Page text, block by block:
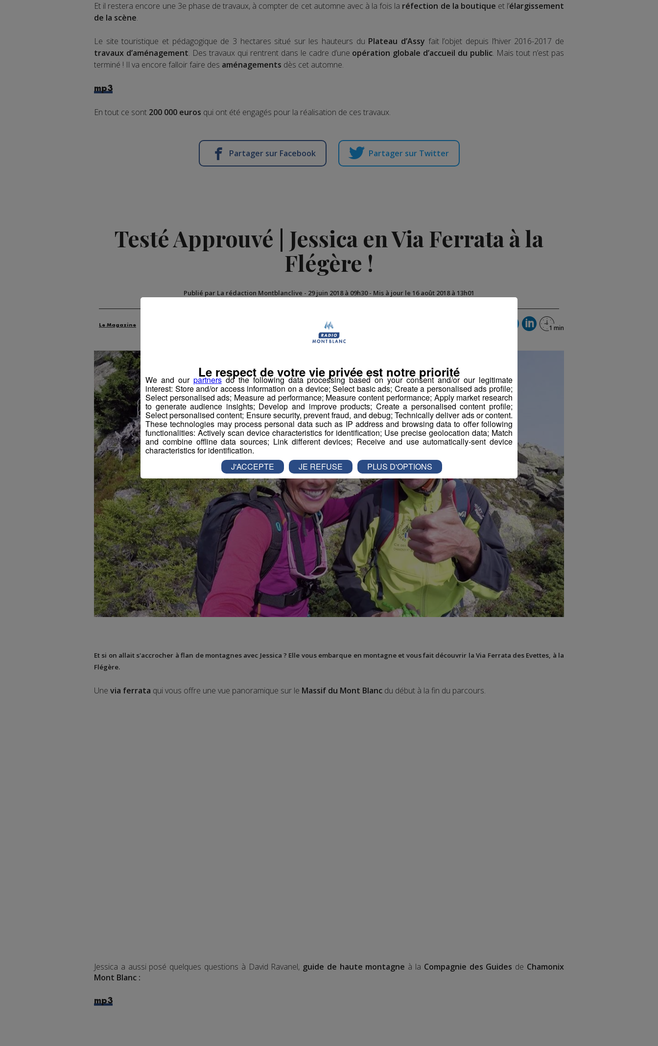
Et il restera encore une 3e phase de travaux, à compter de cet automne avec à la fois la réfection de la boutique et l’élargissement
de la scène.
Le site touristique et pédagogique de 3 hectares situé sur les hauteurs du Plateau d’Assy fait l’objet depuis l’hiver 2016-2017 de
travaux d’aménagement. Des travaux qui rentrent dans le cadre d’une opération globale d’accueil du public. Mais tout n’est pas
terminé ! Il va encore falloir faire des aménagements dès cet automne.
mp3
En tout ce sont 200 000 euros qui ont été engagés pour la réalisation de ces travaux.
Partager sur Facebook Partager sur Twitter
Testé Approuvé | Jessica en Via Ferrata à la
Flégère !
Publié par La rédaction Montblanclive - 29 juin 2018 à 09h30- Mis à jour le 16 août 2018 à 13h01
Le Magazine La Matinale des Super Lève-Tôt
Et si on allait s'accrocher à flan de montagnes avec Jessica ? Elle vous embarque en montagne et vous fait découvrir laVia Ferrata des Evettes , à la
Flégère.
Une via ferrata qui vous offre une vue panoramique sur le Massif du Mont Blanc du début à la fin du parcours.
Jessica a aussi posé quelques questions à David Ravanel, guide de haute montagne à la Compagnie des Guides de Chamonix
Mont Blanc :
mp3
We and our partnersdo the following data processing based on your consent and/or our legitimate
interest: Store and/or access information on a device; Select basic ads; Create a personalised ads profile;
Select personalised ads; Measure ad performance; Measure content performance; Apply market research
to generate audience insights; Develop and improve products; Create a personalised content profile;
Select personalised content; Ensure security, prevent fraud, and debug; Technically deliver ads or content.
These technologies may process personal data such as IP address and browsing data to offer following
functionalities: Actively scan device characteristics for identification; Use precise geolocation data; Match
and combine offline data sources; Link different devices; Receive and use automatically-sent device
characteristics for identification.
Le respect de votre vie privée est notre priorité
J'ACCEPTE JE REFUSE PLUS D'OPTIONS